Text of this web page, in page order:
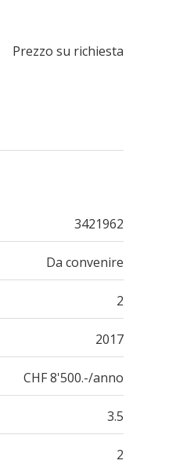
Prezzo su richiesta
3421962
Da convenire
2
2017
CHF 8'500.-/anno
3.5
2